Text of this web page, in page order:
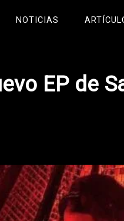
NOTICIAS
EP de